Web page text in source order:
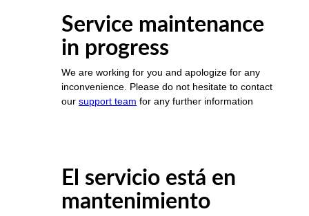
Service maintenance
in progress
We are working for you and apologize for any
inconvenience. Please do not hesitate to contact
our support team for any further information
El servicio está en
mantenimiento